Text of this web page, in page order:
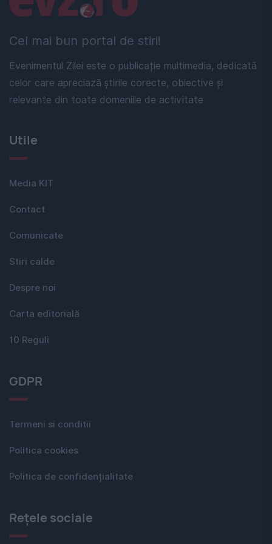
Cel mai bun portal de stiri!
Evenimentul Zilei este o publicație multimedia, dedicată
celor care apreciază știrile corecte, obiective și
relevante din toate domeniile de activitate
Utile
Media KIT
Contact
Comunicate
Stiri calde
Despre noi
Carta editorială
10 Reguli
GDPR
Termeni si conditii
Politica cookies
Politica de confidențialitate
Rețele sociale